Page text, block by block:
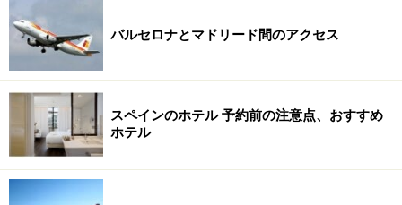
バルセロナとマドリード間のアクセス
スペインのホテル 予約前の注意点、おすすめ
ホテル